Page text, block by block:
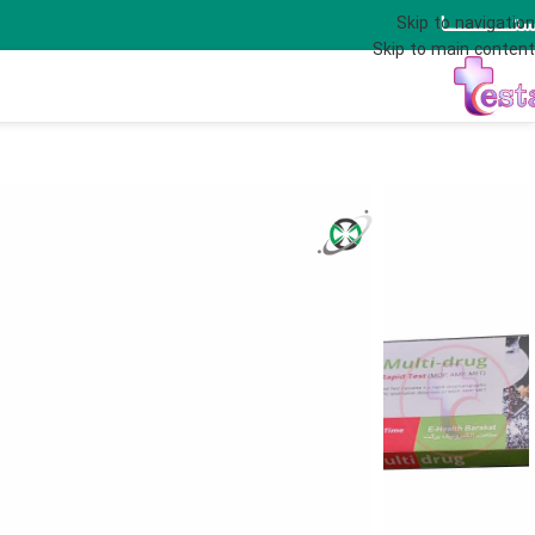
Skip to navigation
Skip to main content